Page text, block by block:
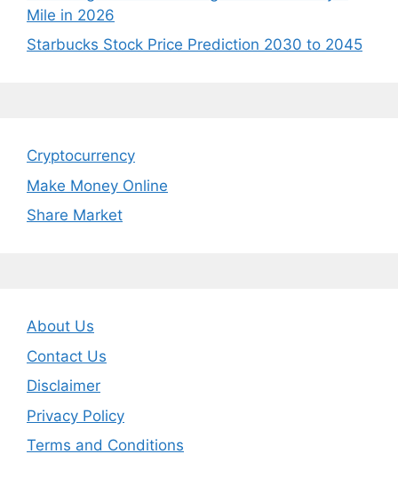
Mile in 2026
Starbucks Stock Price Prediction 2030 to 2045
Cryptocurrency
Make Money Online
Share Market
About Us
Contact Us
Disclaimer
Privacy Policy
Terms and Conditions